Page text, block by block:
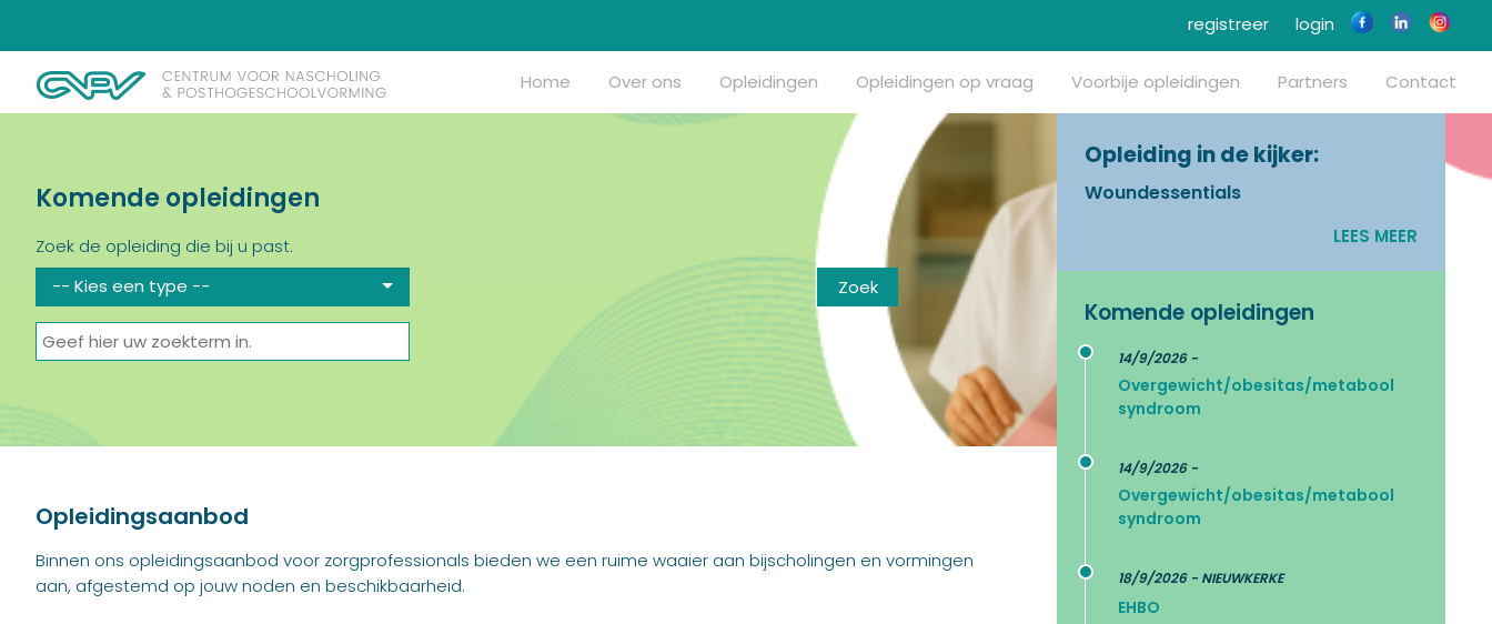
login
registreer
Home Over ons Opleidingen Opleidingen op vraag Voorbije opleidingen Partners Contact
Komende opleidingen
Zoek de opleiding die bij u past.
-- Kies een type --
Opleiding in de kijker:
Woundessentials
LEES MEER
Komende opleidingen
14/9/2026 -
Overgewicht/obesitas/metabool
syndroom
14/9/2026 -
Overgewicht/obesitas/metabool
syndroom
18/9/2026 - NIEUWKERKE
EHBO
Opleidingsaanbod
Binnen ons opleidingsaanbod voor zorgprofessionals bieden we een ruime waaier aan bijscholingen en vormingen
aan, afgestemd op jouw noden en beschikbaarheid.